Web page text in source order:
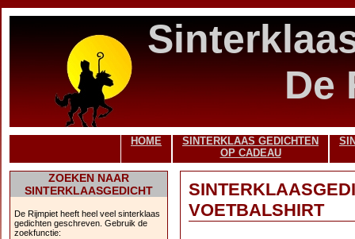
De
HOME
SINTERKLAAS GEDICHTEN
OP CADEAU
ZOEKEN NAAR
SINTERKLAASGEDICHT
De Rijmpiet heeft heel veel sinterklaas
gedichten geschreven. Gebruik de
zoekfunctie:
VOETBALSHIRT